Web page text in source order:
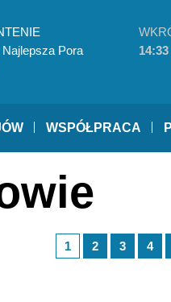
Najlepsza Pora
14:33
WSPÓŁPRACA
1 2 3 4